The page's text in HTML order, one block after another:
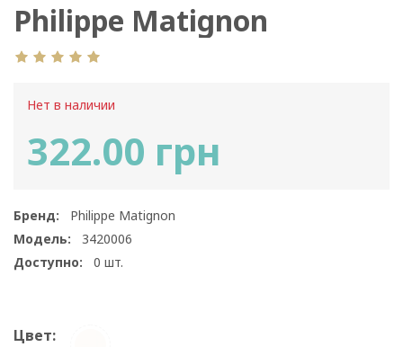
Philippe Matignon
Harmonie Gaine
Нет в наличии
322.00 грн
Бренд:
Philippe Matignon
Модель:
3420006
Доступно:
0 шт.
Цвет: